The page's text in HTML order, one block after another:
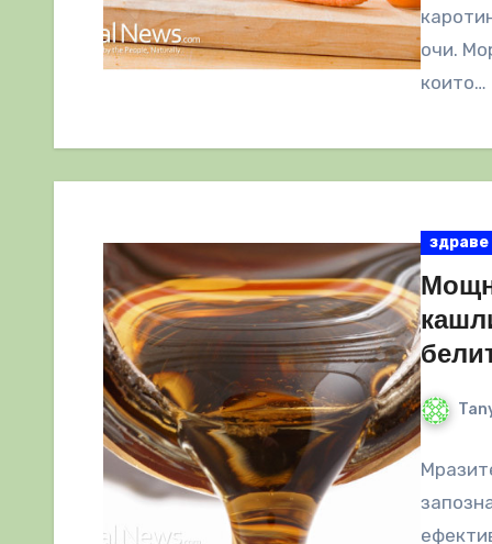
очи.
които…
здраве